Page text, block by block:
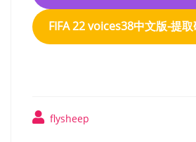
FIFA 22 voices38中文版-提
flysheep